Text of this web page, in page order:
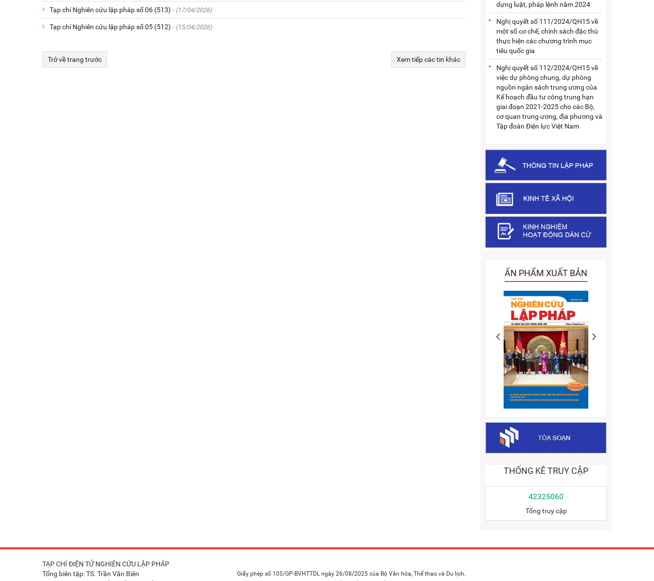
Tạp chí Nghiên cứu lập pháp số 06 (513) - (17/04/2026)
Tạp chí Nghiên cứu lập pháp số 05 (512) - (15/04/2026)
Trở về trang trước Xem tiếp các tin khác
dựng luật, pháp lệnh năm 2024
Nghị quyết số 111/2024/QH15 về
một số cơ chế, chính sách đặc thù
thực hiện các chương trình mục
tiêu quốc gia
Nghị quyết số 112/2024/QH15 về
việc dự phòng chung, dự phòng
nguồn ngân sách trung ương của
Kế hoạch đầu tư công trung hạn
giai đoạn 2021-2025 cho các Bộ,
cơ quan trung ương, địa phương và
Tập đoàn Điện lực Việt Nam
ẤN PHẨM XUẤT BẢN
THỐNG KÊ TRUY CẬP
42325060
Tổng truy cập
TẠP CHÍ ĐIỆN TỬ NGHIÊN CỨU LẬP PHÁP
Tổng biên tập: TS. Trần Văn Biên
Giấy phép số 105/GP-BVHTTDL ngày 26/08/2025 của Bộ Văn hóa, Thể thao và Du lịch.